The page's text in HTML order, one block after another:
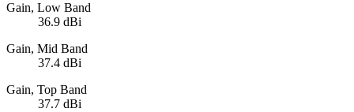
Gain, Low Band
36.9 dBi
Gain, Mid Band
37.4 dBi
Gain, Top Band
37.7 dBi